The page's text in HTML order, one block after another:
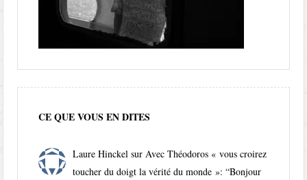
CE QUE VOUS EN DITES
Laure Hinckel surAvec Théodoros « vous croirez
toucher du doigt la vérité du monde »: “Bonjour